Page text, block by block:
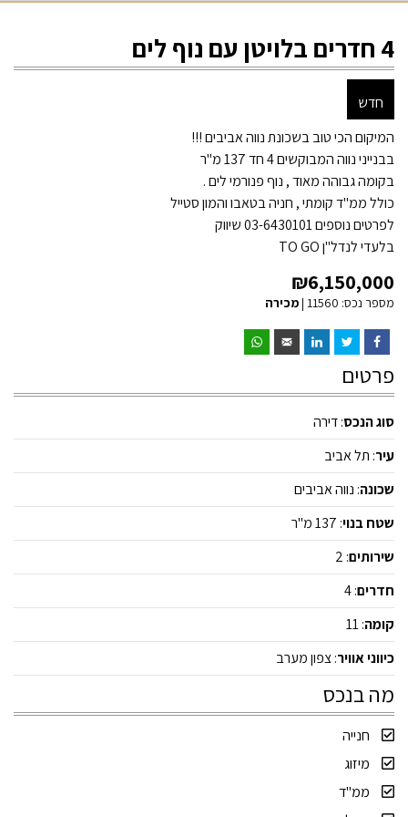
4 חדרים בלויטן עם נוף לים
חדש
המיקום הכי טוב בשכונת נווה אביבים !!!
בבנייני נווה המבוקשים 4 חד 137 מ"ר
בקומה גבוהה מאוד , נוף פנורמי לים .
כולל ממ"ד קומתי , חניה בטאבו והמון סטייל
לפרטים נוספים 03-6430101 שיווק
בלעדי לנדל"ן TO GO
₪6,150,000
מספר נכס: 11560 | מכירה
פרטים
סוג הנכס:דירה
עיר: תל אביב
שכונה: נווה אביבים
שטח בנוי: 137 מ"ר
שירותים: 2
חדרים: 4
קומה: 11
כיווני אוויר: צפון מערב
מה בנכס
חנייה
מיזוג
ממ"ד